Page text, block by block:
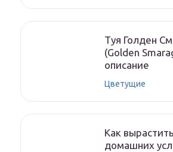
Туя Голден
(Golden
описание
Цветущие
Как
домашних